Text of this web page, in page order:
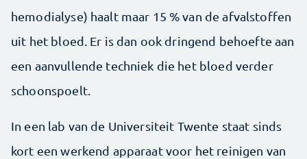
hemodialyse) haalt maar 15 % van de afvalstoffen
uit het bloed. Er is dan ook dringend behoefte aan
een aanvullende techniek die het bloed verder
schoonspoelt.
In een lab van de Universiteit Twente staat sinds
kort een werkend apparaat voor het reinigen van